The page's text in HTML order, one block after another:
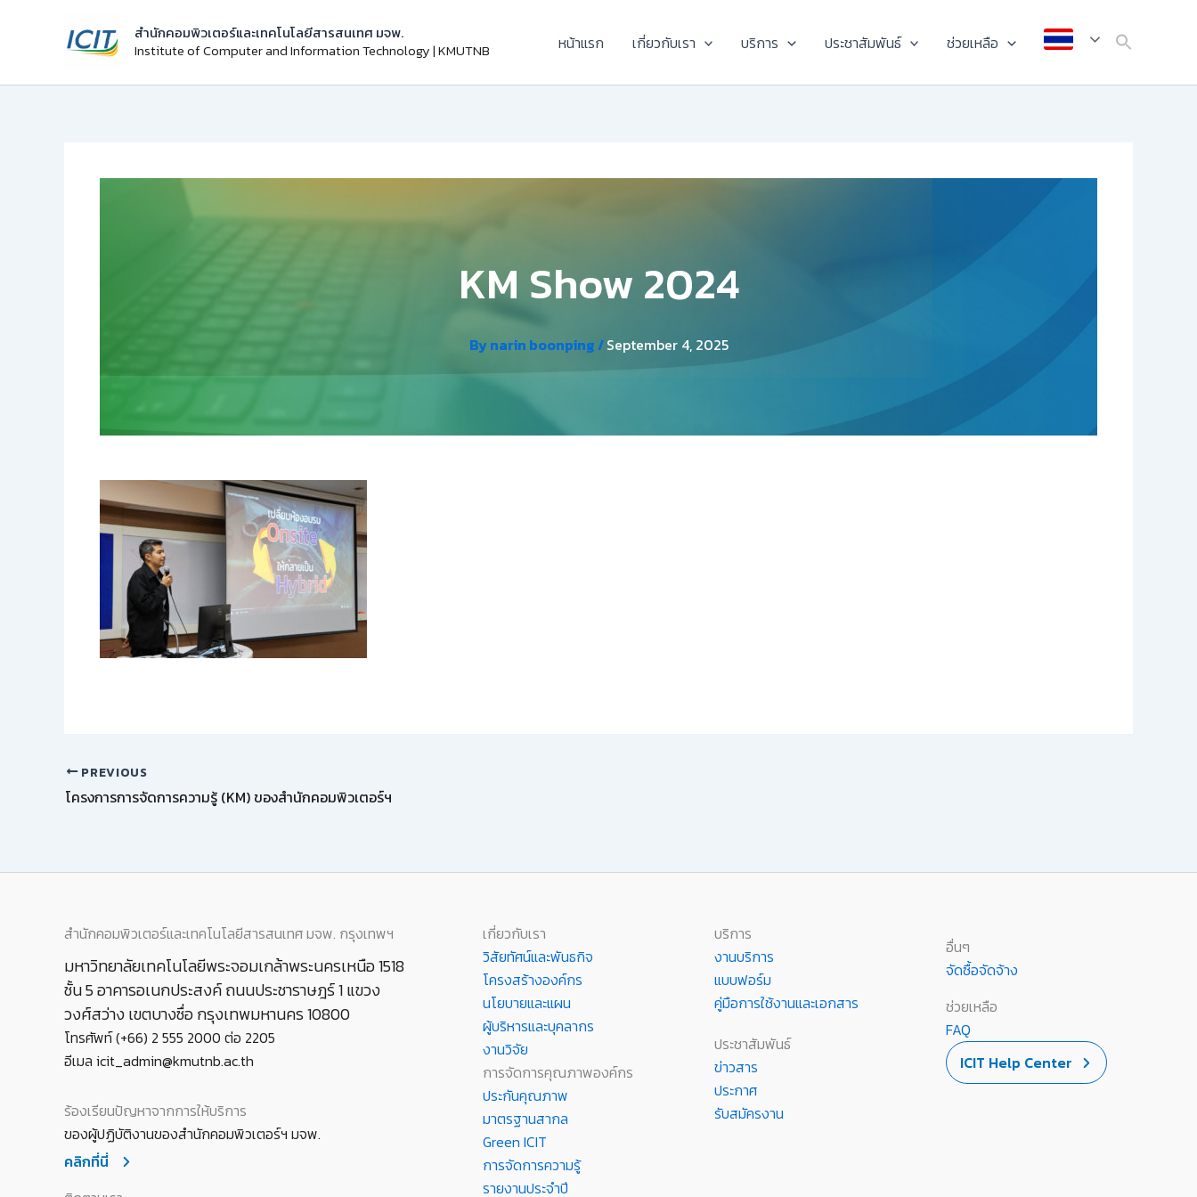
สำนักคอมพิวเตอร์และเทคโนโลยีสารสนเทศ มจพ.
Institute of Computer and Information Technology | KMUTNB
หน้าแรก เกี่ยวกับเรา บริการ ประชาสัมพันธ์ ช่วยเหลือ
KM Show 2024
Bynarin boonping/September 4, 2025
PREVIOUS
โครงการการจัดการความรู้ (KM) ของสำนักคอมพิวเตอร์ฯ
สำนักคอมพิวเตอร์และเทคโนโลยีสารสนเทศ มจพ. กรุงเทพฯ
มหาวิทยาลัยเทคโนโลยีพระจอมเกล้าพระนครเหนือ 1518
ชั้น 5 อาคารอเนกประสงค์ ถนนประชาราษฎร์ 1 แขวง
วงศ์สว่าง เขตบางซื่อ กรุงเทพมหานคร 10800
โทรศัพท์ (+66) 2 555 2000 ต่อ 2205
อีเมล icit_admin@kmutnb.ac.th
ร้องเรียนปัญหาจากการให้บริการ
ของผู้ปฏิบัติงานของสำนักคอมพิวเตอร์ฯ มจพ.
คลิกที่นี่
เกี่ยวกับเรา
วิสัยทัศน์และพันธกิจ
โครงสร้างองค์กร
นโยบายและแผน
ผู้บริหารและบุคลากร
งานวิจัย
การจัดการคุณภาพองค์กร
ประกันคุณภาพ
มาตรฐานสากล
Green ICIT
การจัดการความรู้
รายงานประจำปี
บริการ
งานบริการ
แบบฟอร์ม
คู่มือการใช้งานและเอกสาร
ประชาสัมพันธ์
ข่าวสาร
ประกาศ
รับสมัครงาน
อื่นๆ
จัดซื้อจัดจ้าง
ช่วยเหลือ
FAQ
ICIT Help Center